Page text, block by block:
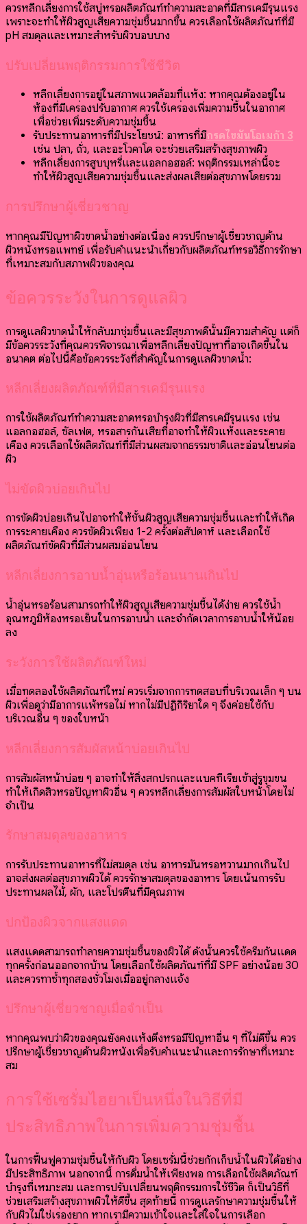
ควรหลีกเลี่ยงการใช้สบู่หรือผลิตภัณฑ์ทำความสะอาดที่มีสารเคมีรุนแรง
เพราะจะทำให้ผิวสูญเสียความชุ่มชื้นมากขึ้น ควรเลือกใช้ผลิตภัณฑ์ที่มี
pH สมดุลและเหมาะสำหรับผิวบอบบาง
ปรับเปลี่ยนพฤติกรรมการใช้ชีวิต
หลีกเลี่ยงการอยู่ในสภาพแวดล้อมที่แห้ง: หากคุณต้องอยู่ใน
ห้องที่มีเครื่องปรับอากาศ ควรใช้เครื่องเพิ่มความชื้นในอากาศ
เพื่อช่วยเพิ่มระดับความชุ่มชื้น
รับประทานอาหารที่มีประโยชน์: อาหารที่มีกรดไขมันโอเมก้า 3
เช่น ปลา, ถั่ว, และอะโวคาโด จะช่วยเสริมสร้างสุขภาพผิว
หลีกเลี่ยงการสูบบุหรี่และแอลกอฮอล์: พฤติกรรมเหล่านี้จะ
ทำให้ผิวสูญเสียความชุ่มชื้นและส่งผลเสียต่อสุขภาพโดยรวม
การปรึกษาผู้เชี่ยวชาญ
หากคุณมีปัญหาผิวขาดน้ำอย่างต่อเนื่อง ควรปรึกษาผู้เชี่ยวชาญด้าน
ผิวหนังหรือแพทย์ เพื่อรับคำแนะนำเกี่ยวกับผลิตภัณฑ์หรือวิธีการรักษา
ที่เหมาะสมกับสภาพผิวของคุณ
ข้อควรระวังในการดูแลผิว
การดูแลผิวขาดน้ำให้กลับมาชุ่มชื้นและมีสุขภาพดีนั้นมีความสำคัญ แต่ก็
มีข้อควรระวังที่คุณควรพิจารณาเพื่อหลีกเลี่ยงปัญหาที่อาจเกิดขึ้นใน
อนาคต ต่อไปนี้คือข้อควรระวังที่สำคัญในการดูแลผิวขาดน้ำ:
หลีกเลี่ยงผลิตภัณฑ์ที่มีสารเคมีรุนแรง
การใช้ผลิตภัณฑ์ทำความสะอาดหรือบำรุงผิวที่มีสารเคมีรุนแรง เช่น
แอลกอฮอล์, ซัลเฟต, หรือสารกันเสียที่อาจทำให้ผิวแห้งและระคาย
เคือง ควรเลือกใช้ผลิตภัณฑ์ที่มีส่วนผสมจากธรรมชาติและอ่อนโยนต่อ
ผิว
ไม่ขัดผิวบ่อยเกินไป
การขัดผิวบ่อยเกินไปอาจทำให้ชั้นผิวสูญเสียความชุ่มชื้นและทำให้เกิด
การระคายเคือง ควรขัดผิวเพียง 1-2 ครั้งต่อสัปดาห์ และเลือกใช้
ผลิตภัณฑ์ขัดผิวที่มีส่วนผสมอ่อนโยน
หลีกเลี่ยงการอาบน้ำอุ่นหรือร้อนนานเกินไป
น้ำอุ่นหรือร้อนสามารถทำให้ผิวสูญเสียความชุ่มชื้นได้ง่าย ควรใช้น้ำ
อุณหภูมิห้องหรือเย็นในการอาบน้ำ และจำกัดเวลาการอาบน้ำให้น้อย
ลง
ระวังการใช้ผลิตภัณฑ์ใหม่
เมื่อทดลองใช้ผลิตภัณฑ์ใหม่ ควรเริ่มจากการทดสอบที่บริเวณเล็ก ๆ บน
ผิวเพื่อดูว่ามีอาการแพ้หรือไม่ หากไม่มีปฏิกิริยาใด ๆ จึงค่อยใช้กับ
บริเวณอื่น ๆ ของใบหน้า
หลีกเลี่ยงการสัมผัสหน้าบ่อยเกินไป
การสัมผัสหน้าบ่อย ๆ อาจทำให้สิ่งสกปรกและแบคทีเรียเข้าสู่รูขุมขน
ทำให้เกิดสิวหรือปัญหาผิวอื่น ๆ ควรหลีกเลี่ยงการสัมผัสใบหน้าโดยไม่
จำเป็น
รักษาสมดุลของอาหาร
การรับประทานอาหารที่ไม่สมดุล เช่น อาหารมันหรือหวานมากเกินไป
อาจส่งผลต่อสุขภาพผิวได้ ควรรักษาสมดุลของอาหาร โดยเน้นการรับ
ประทานผลไม้, ผัก, และโปรตีนที่มีคุณภาพ
ปกป้องผิวจากแสงแดด
แสงแดดสามารถทำลายความชุ่มชื้นของผิวได้ ดังนั้นควรใช้ครีมกันแดด
ทุกครั้งก่อนออกจากบ้าน โดยเลือกใช้ผลิตภัณฑ์ที่มี SPF อย่างน้อย 30
และควรทาซ้ำทุกสองชั่วโมงเมื่ออยู่กลางแจ้ง
ปรึกษาผู้เชี่ยวชาญเมื่อจำเป็น
หากคุณพบว่าผิวของคุณยังคงแห้งตึงหรือมีปัญหาอื่น ๆ ที่ไม่ดีขึ้น ควร
ปรึกษาผู้เชี่ยวชาญด้านผิวหนังเพื่อรับคำแนะนำและการรักษาที่เหมาะ
สม
การใช้เซรั่มไฮยาเป็นหนึ่งในวิธีที่มี
ประสิทธิภาพในการเพิ่มความชุ่มชื้น
ในการฟื้นฟูความชุ่มชื้นให้กับผิว โดยเซรั่มนี้ช่วยกักเก็บน้ำในผิวได้อย่าง
มีประสิทธิภาพ นอกจากนี้ การดื่มน้ำให้เพียงพอ การเลือกใช้ผลิตภัณฑ์
บำรุงที่เหมาะสม และการปรับเปลี่ยนพฤติกรรมการใช้ชีวิต ก็เป็นวิธีที่
ช่วยเสริมสร้างสุขภาพผิวให้ดีขึ้น สุดท้ายนี้ การดูแลรักษาความชุ่มชื้นให้
กับผิวไม่ใช่เรื่องยาก หากเรามีความเข้าใจและใส่ใจในการเลือก